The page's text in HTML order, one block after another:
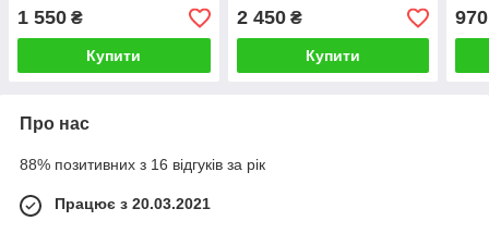
1 550 ₴
Купити
2 450₴
Купити
970
Про нас
88% позитивних з 16 відгуків за рік
Працює з 20.03.2021